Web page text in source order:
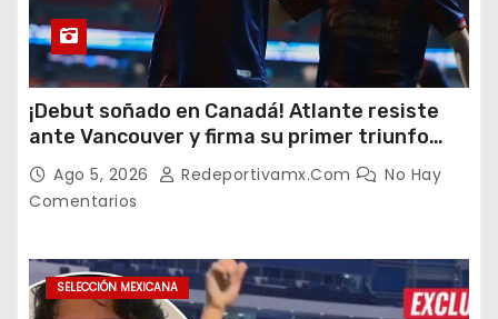
¡Debut soñado en Canadá! Atlante resiste
ante Vancouver y firma su primer triunfo
histórico en la Leagues Cup
Ago 5, 2026 Redeportivamx.com
No Hay
Comentarios
SELECCIÓN MEXICANA